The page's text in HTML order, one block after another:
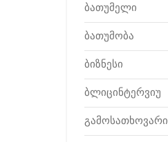
ბათუმელი
ბათუმობა
ბიზნესი
ბლიცინტერვიუ
გამოსათხოვარი